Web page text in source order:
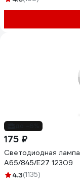
175 ₽
Светодиодная
A65/845/E27 12309
4.3(1135)